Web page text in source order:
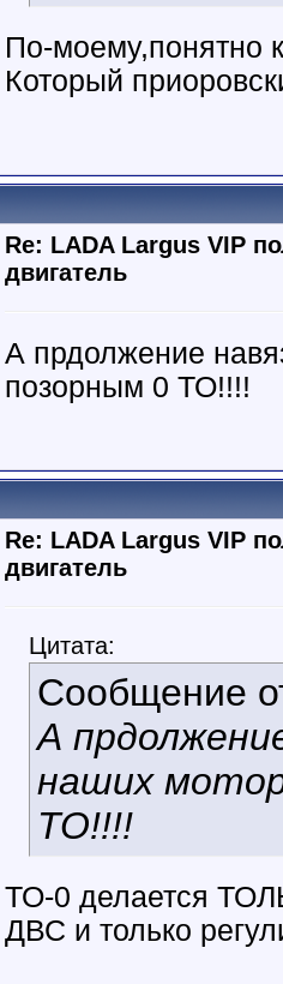
По-моему,понятно
Который
Re: LADA Largus VIP
двигатель
А прдолжение
позорным 0 ТО!!!!
Re: LADA Largus VIP
двигатель
Цитата:
Сообщение
А
наших
ТО!!!!
ТО-0 делается
ДВС и только